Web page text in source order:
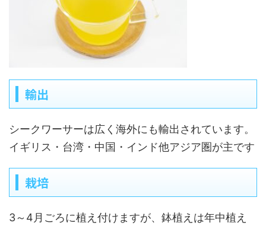
輸出
シークワーサーは広く海外にも輸出されています。
イギリス・台湾・中国・インド他アジア圏が主です
栽培
3～4月ごろに植え付けますが、鉢植えは年中植え